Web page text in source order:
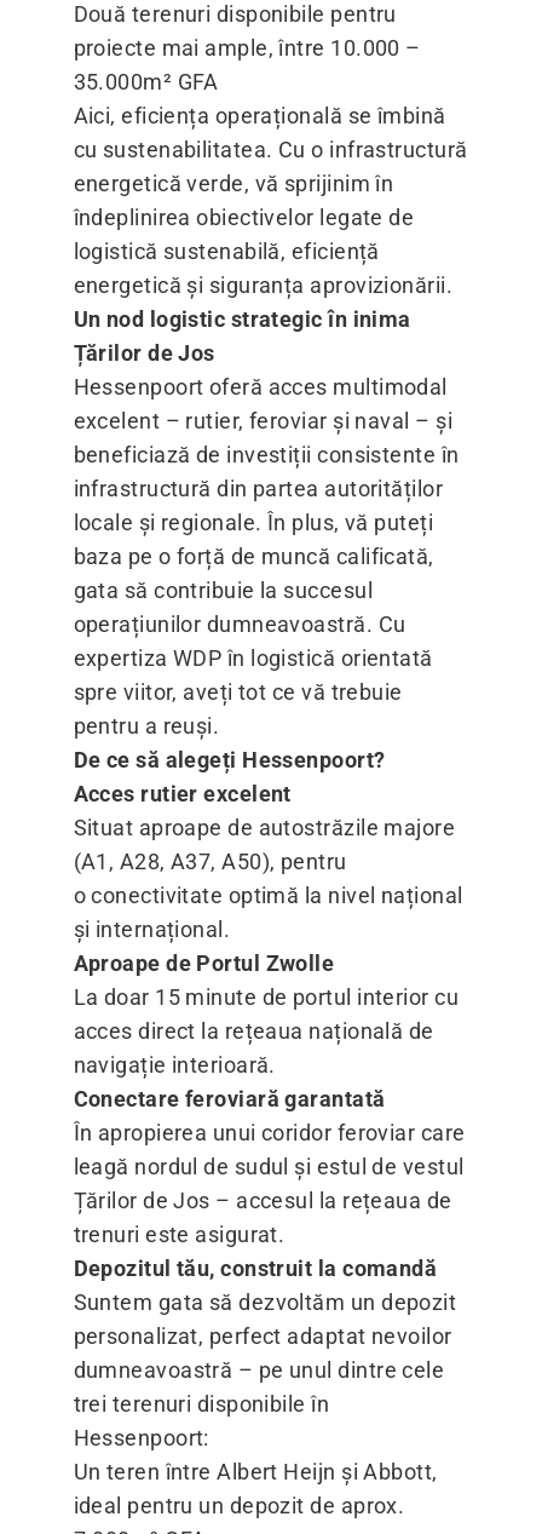
Două terenuri disponibile pentru
proiecte mai ample, între 10.000 –
35.000m² GFA
Aici, eficiența operațională se îmbină
cu sustenabilitatea. Cu o infrastructură
energetică verde, vă sprijinim în
îndeplinirea obiectivelor legate de
logistică sustenabilă, eficiență
energetică și siguranța aprovizionării.
Un nod logistic strategic în inima
Țărilor de Jos
Hessenpoort oferă acces multimodal
excelent – rutier, feroviar și naval – și
beneficiază de investiții consistente în
infrastructură din partea autorităților
locale și regionale. În plus, vă puteți
baza pe o forță de muncă calificată,
gata să contribuie la succesul
operațiunilor dumneavoastră. Cu
expertiza WDP în logistică orientată
spre viitor, aveți tot ce vă trebuie
pentru a reuși.
De ce să alegeți Hessenpoort?
Acces rutier excelent
Situat aproape de autostrăzile majore
(A1, A28, A37, A50), pentru
o conectivitate optimă la nivel național
și internațional.
Aproape de Portul Zwolle
La doar 15 minute de portul interior cu
acces direct la rețeaua națională de
navigație interioară.
Conectare feroviară garantată
În apropierea unui coridor feroviar care
leagă nordul de sudul și estul de vestul
Țărilor de Jos – accesul la rețeaua de
trenuri este asigurat.
Depozitul tău, construit la comandă
Suntem gata să dezvoltăm un depozit
personalizat, perfect adaptat nevoilor
dumneavoastră – pe unul dintre cele
trei terenuri disponibile în
Hessenpoort:
Un teren între Albert Heijn și Abbott,
ideal pentru un depozit de aprox.